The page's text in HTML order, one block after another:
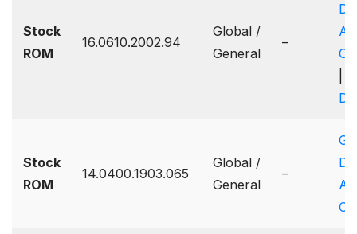
Stock
ROM
16.0610.2002.94
Global /
General
–
Stock
ROM
14.0400.1903.065
Global /
General
–